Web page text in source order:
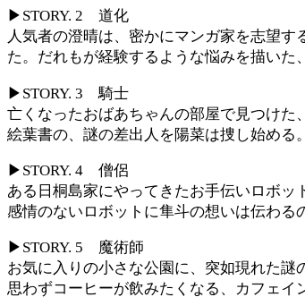
▶STORY. 2 道化
人気者の澄晴は、密かにマンガ家を志望
た。だれもが経験するような悩みを描いた
▶STORY. 3 騎士
亡くなったおばあちゃんの部屋で見つけ
絵葉書の、謎の差出人を陽菜は捜し始め
▶STORY. 4 僧侶
ある日桐島家にやってきたお手伝いロボ
感情のないロボットに隼斗の想いは伝わる
▶STORY. 5 魔術師
お気に入りの小さな公園に、突如現れた謎
思わずコーヒーが飲みたくなる、カフェイ